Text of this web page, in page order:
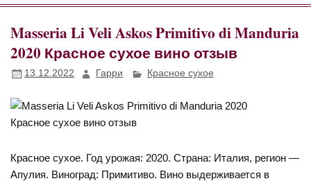
Masseria Li Veli Askos Primitivo di Manduria
2020 Красное сухое вино отзыв
13.12.2022 Гарри Красное сухое
Красное сухое. Год урожая: 2020. Страна: Италия, регион —
Апулия. Виноград: Примитиво. Вино выдерживается в